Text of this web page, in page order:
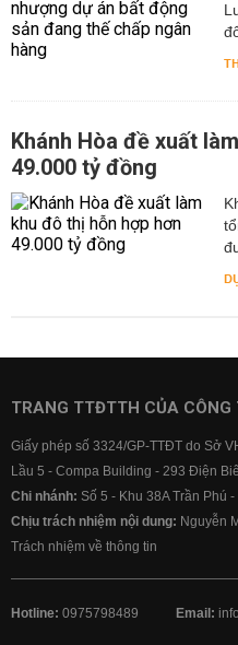
Khánh Hòa đề xuất
49.000 tỷ đồng
TRANG TTĐTTH CỦA CÔNG
Giấy phép số 3324/GP-TTĐT do Sở
Lầu 5 - Compa Building - 293 Điện
Chi nhánh: Số 5 - Khu 38A Trần Phú
Chịu trách nhiệm nội dung: Nguyễn
Trách nhiệm về thông tin
Hotline: 0975798489 Email: